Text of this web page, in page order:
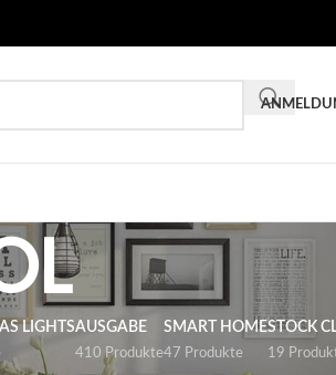
LIGHTSAUSGABE
410 Produkte
SMART HOME
47 Produkte
STOCK
19